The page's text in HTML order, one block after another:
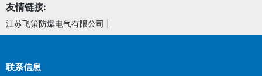
友情链接:
江苏飞策防爆电气有限公司
联系信息